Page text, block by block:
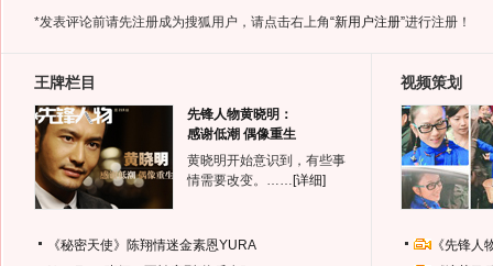
*发表评论前请先注册成为搜狐用户，请点击右上角“新用户注册”进行注册！
王牌栏目
先锋人物黄晓明：
感谢低潮 偶像重生
黄晓明开始意识到，有些事
情需要改变。…… [详细]
《秘密天使》陈翔情迷金素恩YURA
视频策划
《先锋